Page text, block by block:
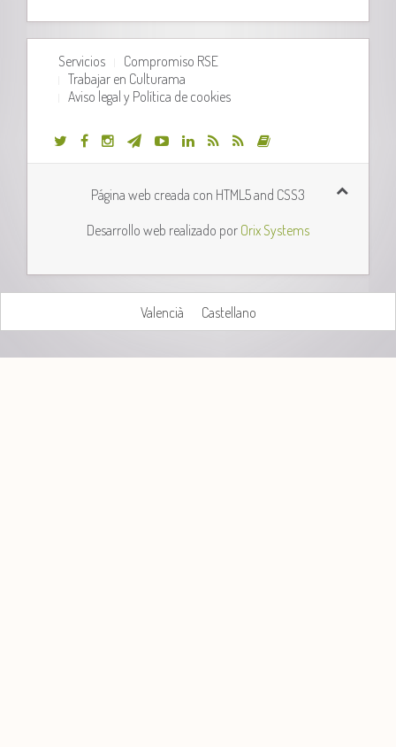
Servicios
Compromiso RSE
Trabajar en Culturama
Aviso legal y Política de cookies
Página web creada con HTML5 and CSS3
Desarrollo web realizado por Orix Systems
Valencià Castellano